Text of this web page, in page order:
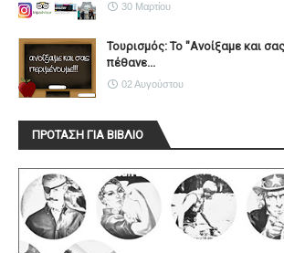
30 Μαρτίου
Τουρισμός: Το "Ανοίξαμε και
πέθανε...
02 Αυγούστου
ΠΡΟΤΑΣΗ ΓΙΑ ΒΙΒΛΙΟ